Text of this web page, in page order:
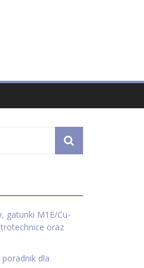
gatunki M1E/Cu-
oraz
poradnik dla